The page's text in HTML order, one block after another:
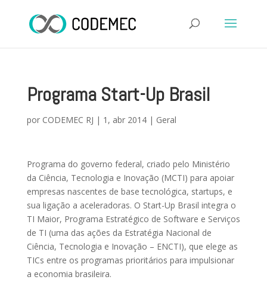
Programa Start-Up Brasil
por CODEMEC RJ | 1, abr 2014| Geral
Programa do governo federal, criado pelo Ministério
da Ciência, Tecnologia e Inovação (MCTI) para apoiar
empresas nascentes de base tecnológica, startups, e
sua ligação a aceleradoras. O Start-Up Brasil integra o
TI Maior, Programa Estratégico de Software e Serviços
de TI (uma das ações da Estratégia Nacional de
Ciência, Tecnologia e Inovação – ENCTI), que elege as
TICs entre os programas prioritários para impulsionar
a economia brasileira.